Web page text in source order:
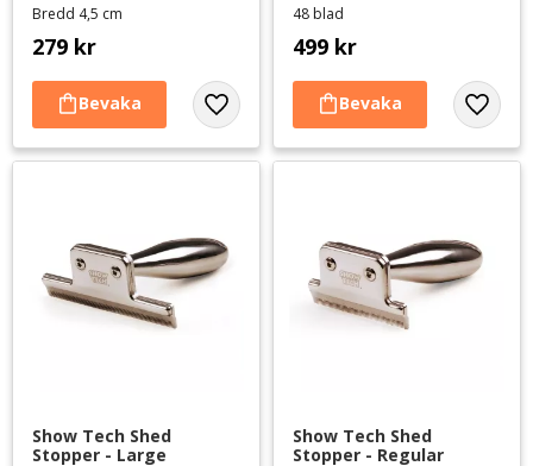
Bredd 4,5 cm
279 kr
Lägg till i favoriter
48 blad
499 kr
Lägg
Show Tech Shed
Stopper - Large
Show Tech Shed
Stopper - Regular